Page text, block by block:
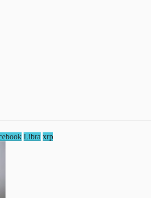
Libra xrp